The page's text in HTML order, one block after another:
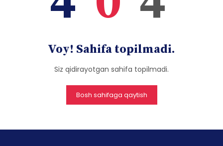
Voy! Sahifa topilmadi.
Siz qidirayotgan sahifa topilmadi.
Bosh sahifaga qaytish